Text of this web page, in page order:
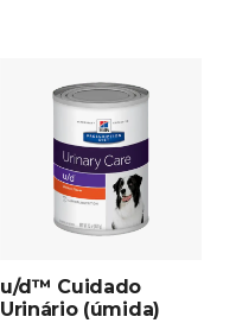
u/d™ Cuidado
Urinário (úmida)